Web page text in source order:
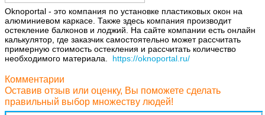
Оknoportal - это компания по установке пластиковых окон на
алюминиевом каркасе. Также здесь компания производит
остекление балконов и лоджий. На сайте компании есть онлайн
калькулятор, где заказчик самостоятельно может рассчитать
примерную стоимость остекления и рассчитать количество
необходимого материала. https://oknoportal.ru/
Комментарии
Оставив отзыв или оценку, Вы поможете сделать
правильный выбор множеству людей!